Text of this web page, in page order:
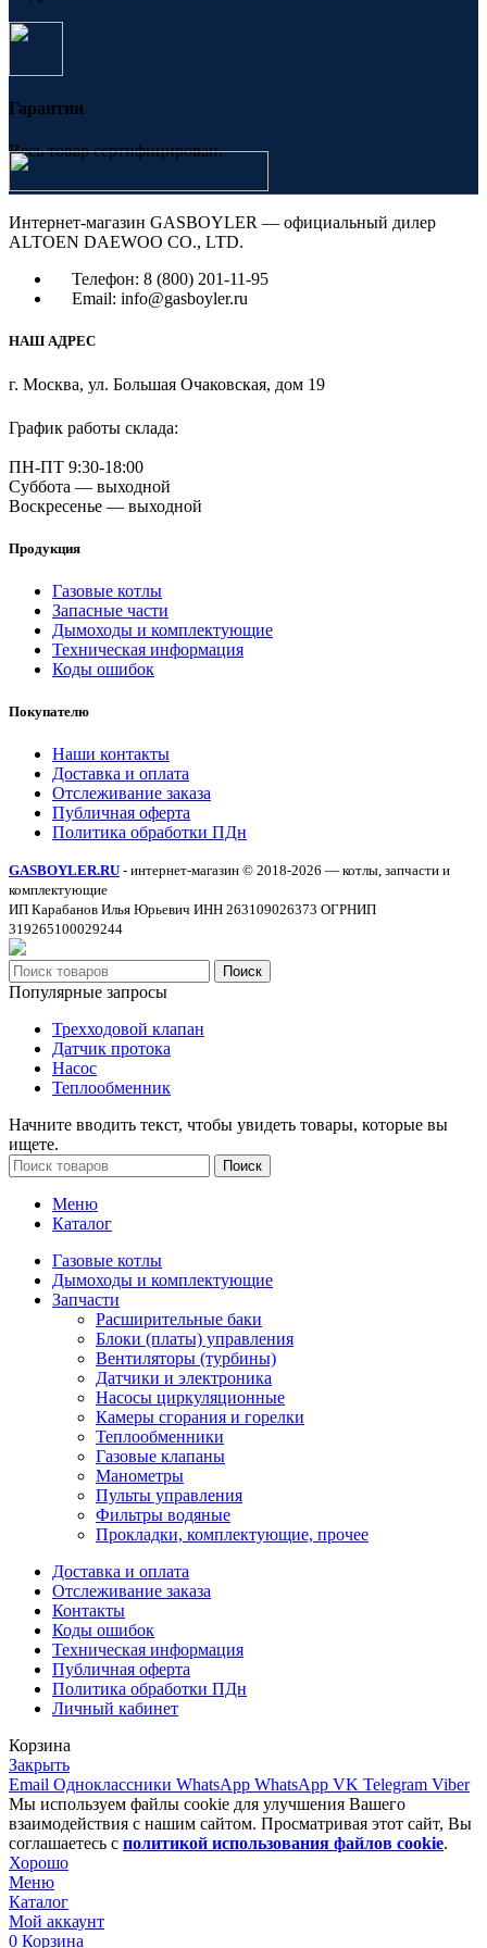
Гарантии
Весь товар сертифицирован.
Интернет-магазин GASBOYLER — официальный дилер
ALTOEN DAEWOO CO., LTD.
Телефон: 8 (800) 201-11-95
Email: info@gasboyler.ru
НАШ АДРЕС
г. Москва, ул. Большая Очаковская, дом 19
График работы склада:
ПН-ПТ 9:30-18:00
Суббота — выходной
Воскресенье — выходной
Продукция
Газовые котлы
Запасные части
Дымоходы и комплектующие
Техническая информация
Коды ошибок
Покупателю
Наши контакты
Доставка и оплата
Отслеживание заказа
Публичная оферта
Политика обработки ПДн
GASBOYLER.RU - интернет-магазин © 2018-2026 — котлы, запчасти и
комплектующие
ИП Карабанов Илья Юрьевич ИНН 263109026373 ОГРНИП
319265100029244
Поиск
Популярные запросы
Трехходовой клапан
Датчик протока
Насос
Теплообменник
Начните вводить текст, чтобы увидеть товары, которые вы
ищете.
Поиск
Меню
Каталог
Газовые котлы
Дымоходы и комплектующие
Запчасти
Расширительные баки
Блоки (платы) управления
Вентиляторы (турбины)
Датчики и электроника
Насосы циркуляционные
Камеры сгорания и горелки
Теплообменники
Газовые клапаны
Манометры
Пульты управления
Фильтры водяные
Прокладки, комплектующие, прочее
Доставка и оплата
Отслеживание заказа
Контакты
Коды ошибок
Техническая информация
Публичная оферта
Политика обработки ПДн
Личный кабинет
Корзина
Закрыть
Email Одноклассники WhatsApp WhatsApp VK Telegram Viber
Мы используем файлы cookie для улучшения Вашего
взаимодействия с нашим сайтом. Просматривая этот сайт, Вы
соглашаетесь с политикой использования файлов cookie.
Хорошо
Меню
Каталог
Мой аккаунт
0 Корзина